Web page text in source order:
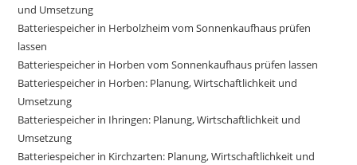
und Umsetzung
Batteriespeicher in Herbolzheim vom Sonnenkaufhaus prüfen
lassen
Batteriespeicher in Horben vom Sonnenkaufhaus prüfen lassen
Batteriespeicher in Horben: Planung, Wirtschaftlichkeit und
Umsetzung
Batteriespeicher in Ihringen: Planung, Wirtschaftlichkeit und
Umsetzung
Batteriespeicher in Kirchzarten: Planung, Wirtschaftlichkeit und